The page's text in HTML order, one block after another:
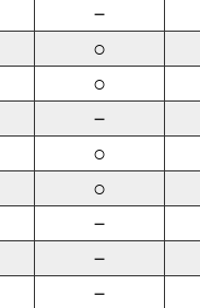
－
○
○
－
○
○
－
－
－